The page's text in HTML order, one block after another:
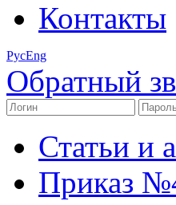
Контакты
РусEng
Обратный
Статьи и
Приказ